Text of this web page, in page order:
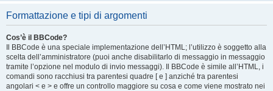
Formattazione e tipi di argomenti
Cos’è il BBCode?
Il BBCode è una speciale implementazione dell’HTML; l’utilizzo è soggetto alla
scelta dell’amministratore (puoi anche disabilitarlo di messaggio in messaggio
tramite l’opzione nel modulo di invio messaggi). Il BBCode è simile all’HTML, i
comandi sono racchiusi tra parentesi quadre [ e ] anziché tra parentesi
angolari < e > e offre un controllo maggiore su cosa e come viene mostrato nei